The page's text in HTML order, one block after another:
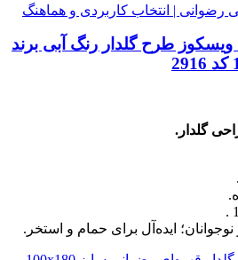
طرح گلدار رنگ آبی برند
گلدار.
ایده‌آل برای حمام و استخر.